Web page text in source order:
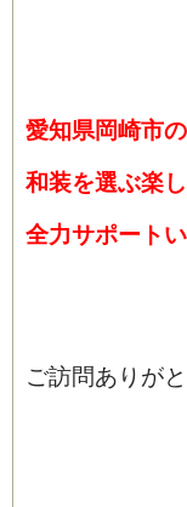
愛知県岡崎市
和装を選ぶ楽
全力サポートい
ご訪問ありが